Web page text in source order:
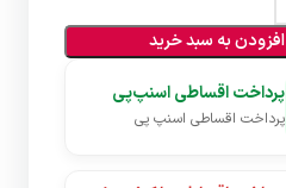
افزودن به سبد خرید
پرداخت اقساطی اسنپ‌پی
پرداخت اقساطی اسنپ پی